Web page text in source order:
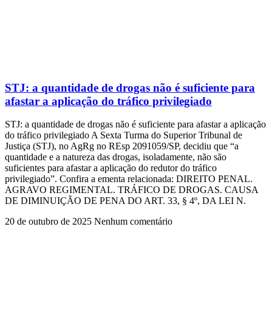
STJ: a quantidade de drogas não é suficiente para
afastar a aplicação do tráfico privilegiado
STJ: a quantidade de drogas não é suficiente para afastar a aplicação
do tráfico privilegiado A Sexta Turma do Superior Tribunal de
Justiça (STJ), no AgRg no REsp 2091059/SP, decidiu que “a
quantidade e a natureza das drogas, isoladamente, não são
suficientes para afastar a aplicação do redutor do tráfico
privilegiado”. Confira a ementa relacionada: DIREITO PENAL.
AGRAVO REGIMENTAL. TRÁFICO DE DROGAS. CAUSA
DE DIMINUIÇÃO DE PENA DO ART. 33, § 4º, DA LEI N.
20 de outubro de 2025 Nenhum comentário